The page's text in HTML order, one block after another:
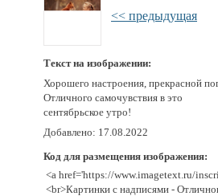
<< предыдущая
Текст на изображении:
Хорошего настроения, прекрасной
Отличного самочувствия в это
сентябрьское утро!
Добавлено: 17.08.2022
Код для размещения изображения:
<a href='https://www.imagetext.ru/
<br>Картинки с надписями -